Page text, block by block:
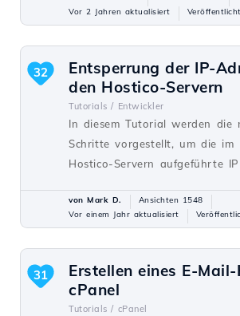
Vor 2 Jahren aktualisiert
Entsperrung der IP-
den Hostico-Servern
Tutorials / Entwickler
In diesem Tutorial werden die
Schritte vorgestellt, um die im
Hostico-Servern aufgeführte
32
von Mark D.
Ansichten 1548
Vor einem Jahr aktualisiert
Erstellen eines E-
cPanel
Tutorials / cPanel
31